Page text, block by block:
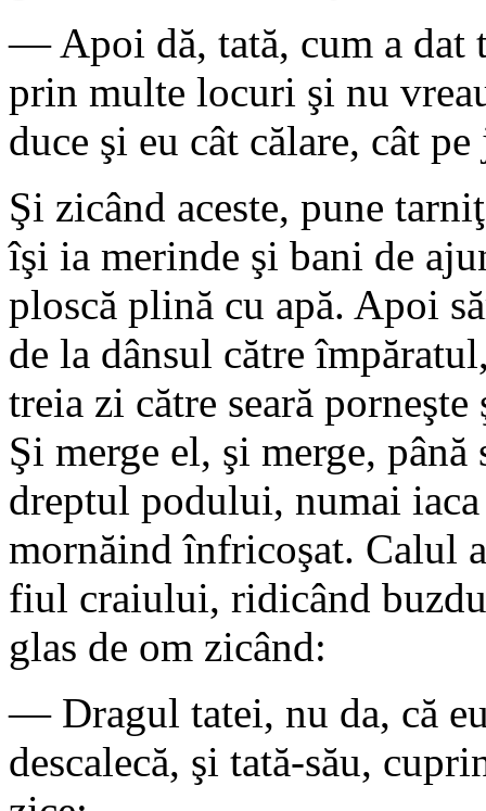
— Apoi dă, tată, cum a dat
prin multe locuri şi nu
duce şi eu cât călare, cât
Şi zicând aceste, pune
îşi ia merinde şi bani de
ploscă plină cu apă. Apoi
de la dânsul către
treia zi către seară
Şi merge el, şi merge,
dreptul podului, numai
mornăind înfricoşat. Calul
fiul craiului, ridicând
glas de om zicând:
— Dragul tatei, nu da, că
descalecă, şi tată-său,